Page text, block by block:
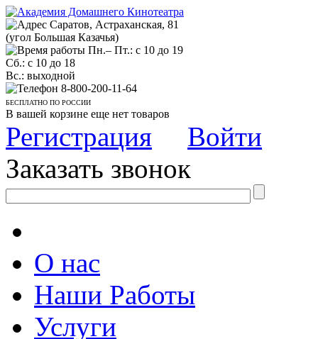
Саратов, Астраханская, 81
(угол Большая Казачья)
Пн.– Пт.: с 10 до 19
Сб.: с 10 до 18
Вс.: выходной
8-800-200-11-64
БЕСПЛАТНО ПО РОССИИ
В вашей корзине еще нет товаров
Регистрация
Войти
Заказать звонок
О нас
Наши Работы
Услуги